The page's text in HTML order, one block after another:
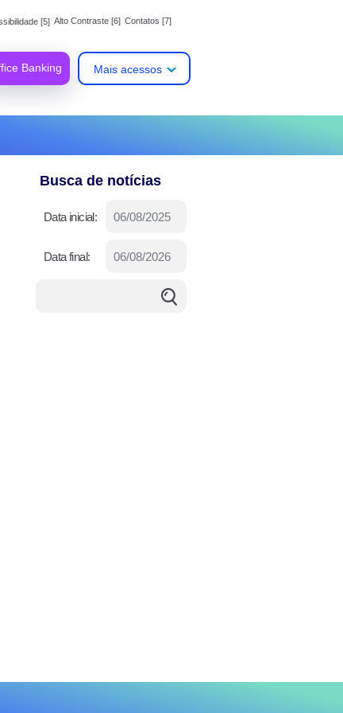
[5] Alto Contraste [6] Contatos [7]
Banking Mais acessos
Busca de notícias
Data inicial:
Data final: